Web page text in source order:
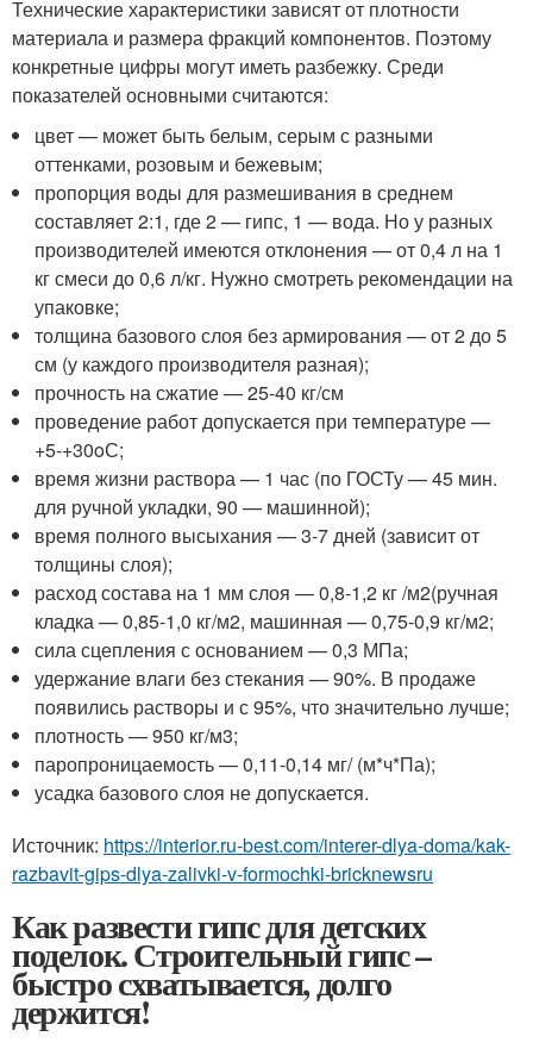
Технические характеристики зависят от плотности
материала и размера фракций компонентов. Поэтому
конкретные цифры могут иметь разбежку. Среди
показателей основными считаются:
цвет — может быть белым, серым с разными
оттенками, розовым и бежевым;
пропорция воды для размешивания в среднем
составляет 2:1, где 2 — гипс, 1 — вода. Но у разных
производителей имеются отклонения — от 0,4 л на 1
кг смеси до 0,6 л/кг. Нужно смотреть рекомендации на
упаковке;
толщина базового слоя без армирования — от 2 до 5
см (у каждого производителя разная);
прочность на сжатие — 25-40 кг/см
проведение работ допускается при температуре —
+5-+30oС;
время жизни раствора — 1 час (по ГОСТу — 45 мин.
для ручной укладки, 90 — машинной);
время полного высыхания — 3-7 дней (зависит от
толщины слоя);
расход состава на 1 мм слоя — 0,8-1,2 кг /м2(ручная
кладка — 0,85-1,0 кг/м2, машинная — 0,75-0,9 кг/м2;
сила сцепления с основанием — 0,3 МПа;
удержание влаги без стекания — 90%. В продаже
появились растворы и с 95%, что значительно лучше;
плотность — 950 кг/м3;
паропроницаемость — 0,11-0,14 мг/ (м*ч*Па);
усадка базового слоя не допускается.
Источник: https://interior.ru-best.com/interer-dlya-doma/kak-
razbavit-gips-dlya-zalivki-v-formochki-bricknewsru
Как развести гипс для детских
поделок. Строительный гипс –
быстро схватывается, долго
держится!